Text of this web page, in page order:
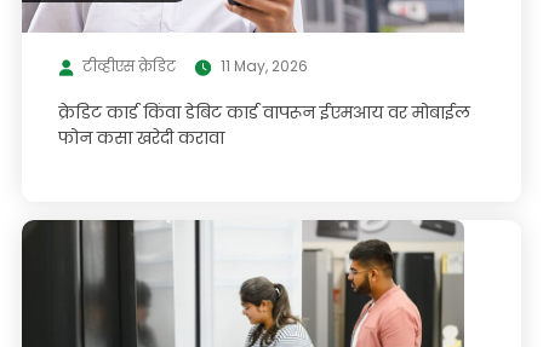
टीव्हीएस क्रेडिट 11 May, 2026
क्रेडिट कार्ड किंवा डेबिट कार्ड वापरून ईएमआय वर मोबाईल
फोन कसा खरेदी करावा